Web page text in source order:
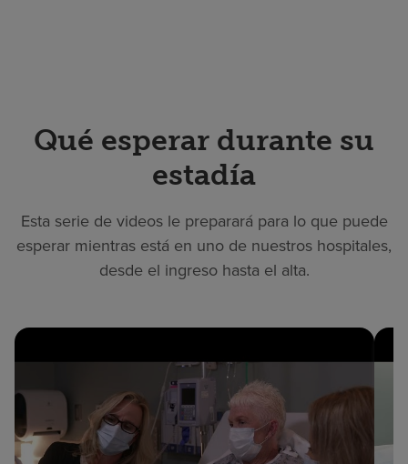
Qué esperar durante su
estadía
Esta serie de videos le preparará para lo que puede
esperar mientras está en uno de nuestros hospitales,
desde el ingreso hasta el alta.